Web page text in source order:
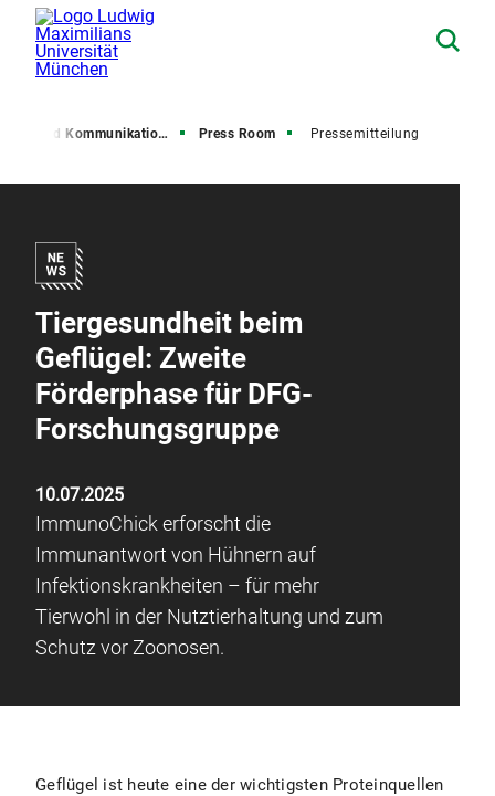
und Kommunikation (PuK) Press Room Pressemitteilung
Tiergesundheit beim
Geflügel: Zweite
Förderphase für DFG-
Forschungsgruppe
10.07.2025
ImmunoChick erforscht die
Immunantwort von Hühnern auf
Infektionskrankheiten – für mehr
Tierwohl in der Nutztierhaltung und zum
Schutz vor Zoonosen.
Geflügel ist heute eine der wichtigsten Proteinquellen